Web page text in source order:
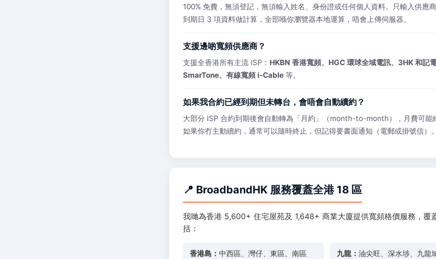
100% 免費，無須登記，無須輸入姓名、身份證或任何個人資料。只輸入供應商
到期日 3 項資料做計算，全部喺你瀏覽器本地運算，唔會上傳伺服器。
支援邊啲寬頻供應商？
支援全香港所有主流 ISP： HKBN 香港寬頻、HGC 環球全域電訊、3HK 和記電
SmarTone、有線寬頻 i-Cable 等。
如果我合約已經到期但未轉台，會唔會自動續約？
大部分 ISP 合約到期後會自動轉為「月約」（month-to-month），月費可能
如果你冇主動續約，通常可以隨時終止，但記得要書面通知（電郵或掛號信）。
📍 BroadbandHK 服務覆蓋全港 18 區
我哋為香港 5,600+ 住宅屋苑及 1,648+ 商業大廈提供寬頻格價服務，覆
括：
香港島： 中西區、灣仔、東區、南區 九龍： 油尖旺、深水埗、九龍